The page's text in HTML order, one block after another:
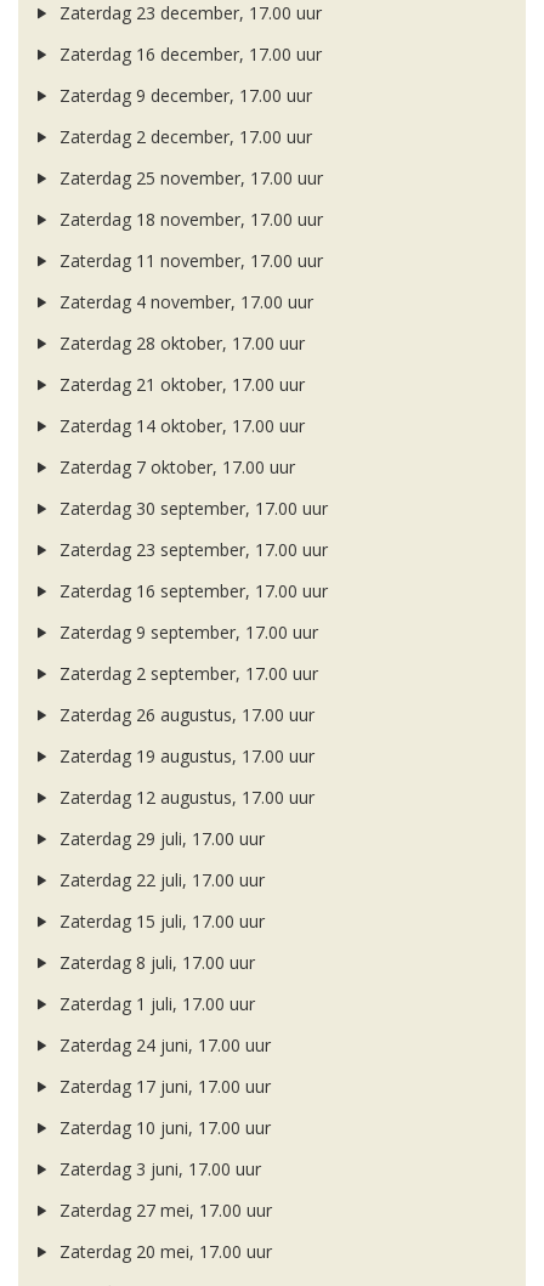
Zaterdag 23 december, 17.00 uur
Zaterdag 16 december, 17.00 uur
Zaterdag 9 december, 17.00 uur
Zaterdag 2 december, 17.00 uur
Zaterdag 25 november, 17.00 uur
Zaterdag 18 november, 17.00 uur
Zaterdag 11 november, 17.00 uur
Zaterdag 4 november, 17.00 uur
Zaterdag 28 oktober, 17.00 uur
Zaterdag 21 oktober, 17.00 uur
Zaterdag 14 oktober, 17.00 uur
Zaterdag 7 oktober, 17.00 uur
Zaterdag 30 september, 17.00 uur
Zaterdag 23 september, 17.00 uur
Zaterdag 16 september, 17.00 uur
Zaterdag 9 september, 17.00 uur
Zaterdag 2 september, 17.00 uur
Zaterdag 26 augustus, 17.00 uur
Zaterdag 19 augustus, 17.00 uur
Zaterdag 12 augustus, 17.00 uur
Zaterdag 29 juli, 17.00 uur
Zaterdag 22 juli, 17.00 uur
Zaterdag 15 juli, 17.00 uur
Zaterdag 8 juli, 17.00 uur
Zaterdag 1 juli, 17.00 uur
Zaterdag 24 juni, 17.00 uur
Zaterdag 17 juni, 17.00 uur
Zaterdag 10 juni, 17.00 uur
Zaterdag 3 juni, 17.00 uur
Zaterdag 27 mei, 17.00 uur
Zaterdag 20 mei, 17.00 uur